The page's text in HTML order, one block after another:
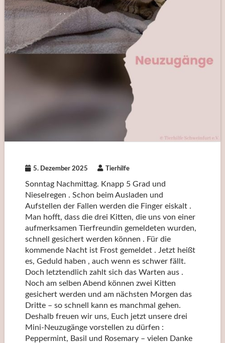
5. Dezember 2025 Tierhilfe
Sonntag Nachmittag. Knapp 5 Grad und
Nieselregen . Schon beim Ausladen und
Aufstellen der Fallen werden die Finger eiskalt .
Man hofft, dass die drei Kitten, die uns von einer
aufmerksamen Tierfreundin gemeldeten wurden,
schnell gesichert werden können . Für die
kommende Nacht ist Frost gemeldet . Jetzt heißt
es, Geduld haben , auch wenn es schwer fällt.
Doch letztendlich zahlt sich das Warten aus .
Noch am selben Abend können zwei Kitten
gesichert werden und am nächsten Morgen das
Dritte – so schnell kann es manchmal gehen.
Deshalb freuen wir uns, Euch jetzt unsere drei
Mini-Neuzugänge vorstellen zu dürfen :
Peppermint, Basil und Rosemary – vielen Danke